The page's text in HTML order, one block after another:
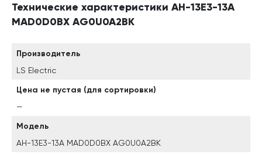
Технические характеристики AH-13E3-13A
MAD0D0BX AG0U0A2BK
Производитель
LS Electric
Цена не пустая (для сортировки)
—
Модель
AH-13E3-13A MAD0D0BX AG0U0A2BK